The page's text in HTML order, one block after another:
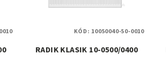
RADIK KLASIK 10-0500/0400
KÓD: 10050040-50-0010